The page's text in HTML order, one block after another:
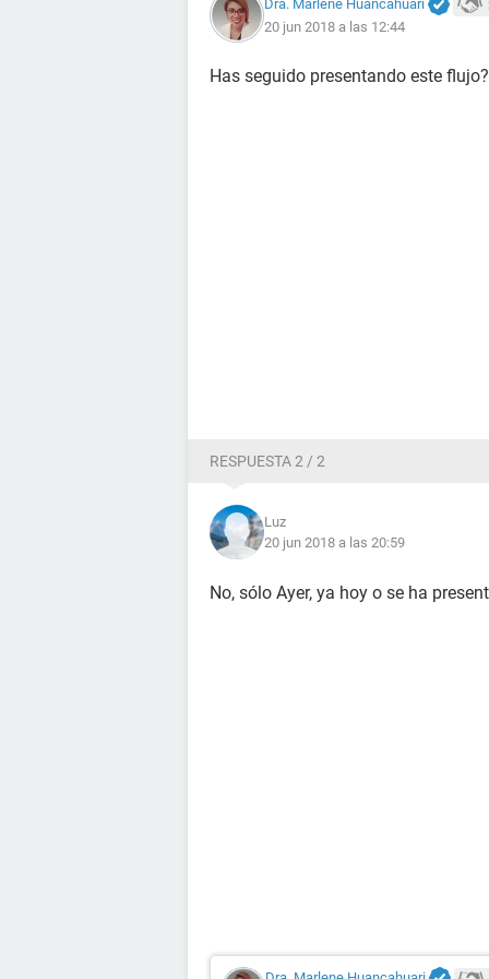
Dra. Marlene Huancahuari
20 jun 2018 a las 12:44
Has seguido presentando este flujo?
RESPUESTA 2 / 2
Luz
20 jun 2018 a las 20:59
No, sólo Ayer, ya hoy o se ha